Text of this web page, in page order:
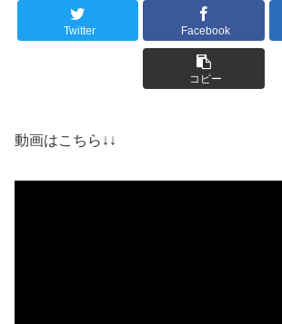
Twitter Facebook
コピー
動画はこちら↓↓